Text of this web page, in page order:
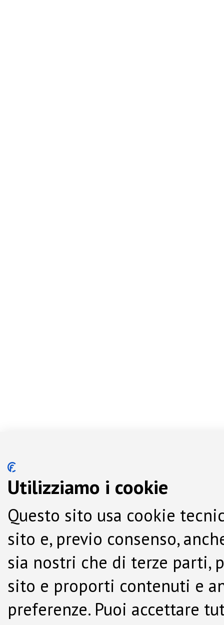
Utilizziamo i cookie
Questo sito usa cookie
sito e, previo consenso,
sia nostri che di terze parti,
sito e proporti contenuti e
preferenze. Puoi accettare